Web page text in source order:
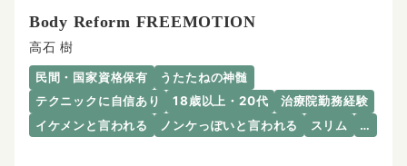
Body Reform FREEMOTION
高石 樹
民間・国家資格保有
うたたねの神髄
テクニックに自信あり
18歳以上・20代
治療院勤務経験
イケメンと言われる
ノンケっぽいと言われる スリム …